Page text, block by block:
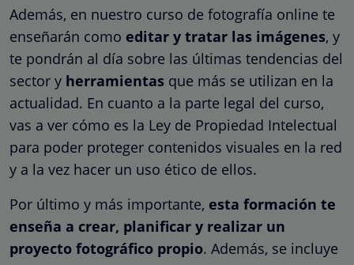
Además, en nuestro curso de fotografía online te
enseñarán como editar y tratar las imágenes, y
te pondrán al día sobre las últimas tendencias del
sector y herramientas que más se utilizan en la
actualidad. En cuanto a la parte legal del curso,
vas a ver cómo es la Ley de Propiedad Intelectual
para poder proteger contenidos visuales en la red
y a la vez hacer un uso ético de ellos.
Por último y más importante, esta formación te
enseña a crear, planificar y realizar un
proyecto fotográfico propio. Además, se incluye